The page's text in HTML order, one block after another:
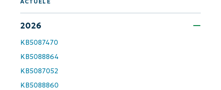
ACTUELE
2026
KB5087470
KB5088864
KB5087052
KB5088860
First
name*
email*
number*